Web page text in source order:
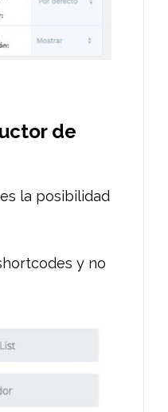
de
la posibilidad
y no